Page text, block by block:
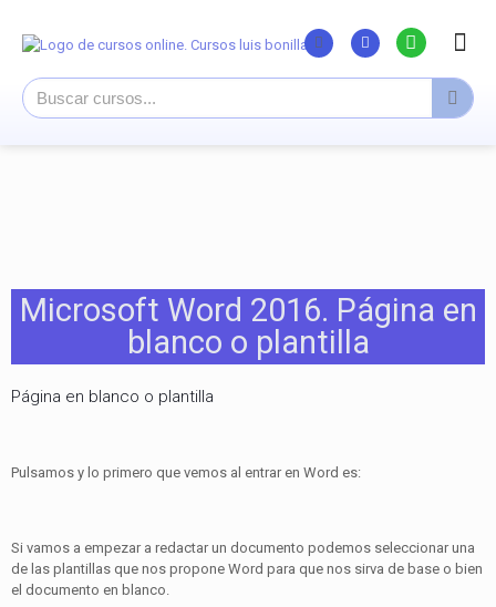
Microsoft Word 2016. Página en
blanco o plantilla
Página en blanco o plantilla
Pulsamos y lo primero que vemos al entrar en Word es:
Si vamos a empezar a redactar un documento podemos seleccionar una
de las plantillas que nos propone Word para que nos sirva de base o bien
el documento en blanco.